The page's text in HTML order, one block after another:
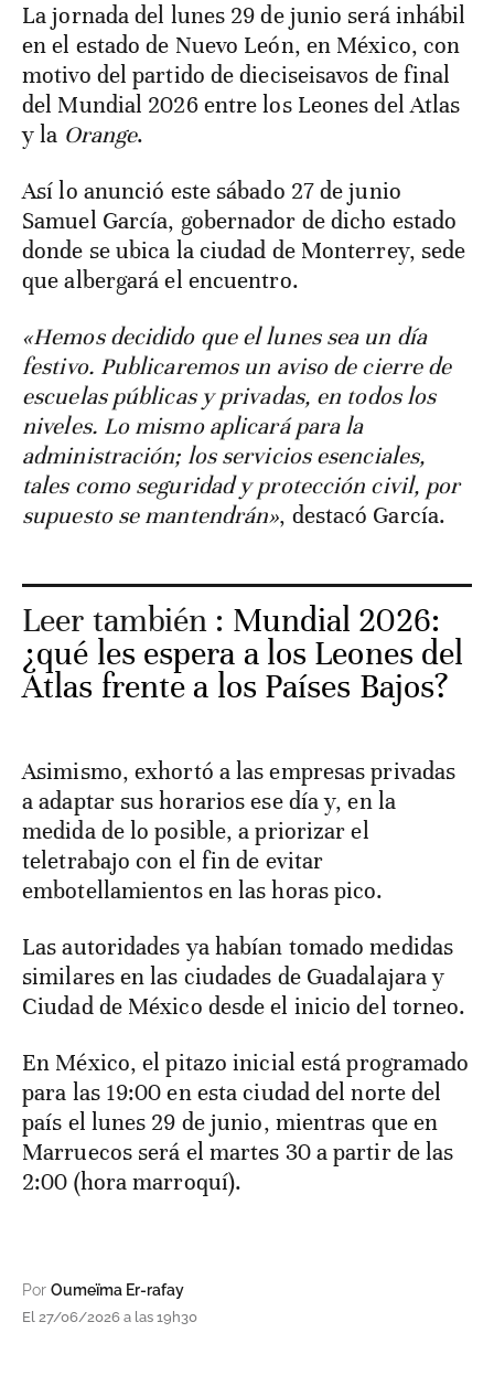
La jornada del lunes 29 de junio será inhábil
en el estado de Nuevo León, en México, con
motivo del partido de dieciseisavos de final
del Mundial 2026 entre los Leones del Atlas
y la Orange.
Así lo anunció este sábado 27 de junio
Samuel García, gobernador de dicho estado
donde se ubica la ciudad de Monterrey, sede
que albergará el encuentro.
«Hemos decidido que el lunes sea un día
festivo. Publicaremos un aviso de cierre de
escuelas públicas y privadas, en todos los
niveles. Lo mismo aplicará para la
administración; los servicios esenciales,
tales como seguridad y protección civil, por
supuesto se mantendrán», destacó García.
Leer también : Mundial 2026:
¿qué les espera a los Leones del
Atlas frente a los Países Bajos?
Asimismo, exhortó a las empresas privadas
a adaptar sus horarios ese día y, en la
medida de lo posible, a priorizar el
teletrabajo con el fin de evitar
embotellamientos en las horas pico.
Las autoridades ya habían tomado medidas
similares en las ciudades de Guadalajara y
Ciudad de México desde el inicio del torneo.
En México, el pitazo inicial está programado
para las 19:00 en esta ciudad del norte del
país el lunes 29 de junio, mientras que en
Marruecos será el martes 30 a partir de las
2:00 (hora marroquí).
Por Oumeïma Er-rafay
El 27/06/2026 a las 19h30